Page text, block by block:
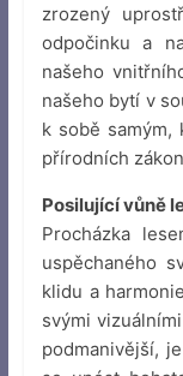
zrozený
odpočinku a
našeho
našeho bytí v
k sobě samým,
přírodních
Posilující vůně
Procházka
uspěchaného
klidu a
svými
podmanivější,